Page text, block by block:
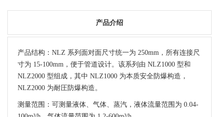
产品介绍
产品结构：NLZ 系列面对面尺寸统一为 250mm，所有连接尺
寸为 15-100mm，便于管道设计。该系列由 NLZ1000 型和
NLZ2000 型组成，其中 NLZ1000 为本质安全防爆构造，
NLZ2000 为耐圧防爆构造。
测量范围：可测量液体、气体、蒸汽，液体流量范围为 0.04-